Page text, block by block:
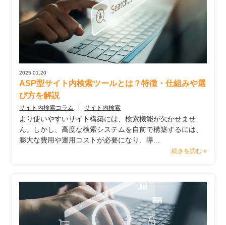
2025.01.20
ASP型サイト内検索ツールとは？特徴・仕組みや選
び方を解説
サイト内検索コラム サイト内検索
より使いやすいサイト構築には、検索機能が欠かせませ
ん。しかし、高度な検索システムを自前で構築するには、
膨大な費用や運用コストが必要になり、導...
続きを読む »